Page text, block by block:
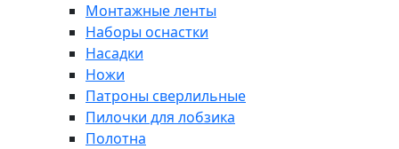
Монтажные ленты
Наборы оснастки
Насадки
Ножи
Патроны сверлильные
Пилочки для лобзика
Полотна